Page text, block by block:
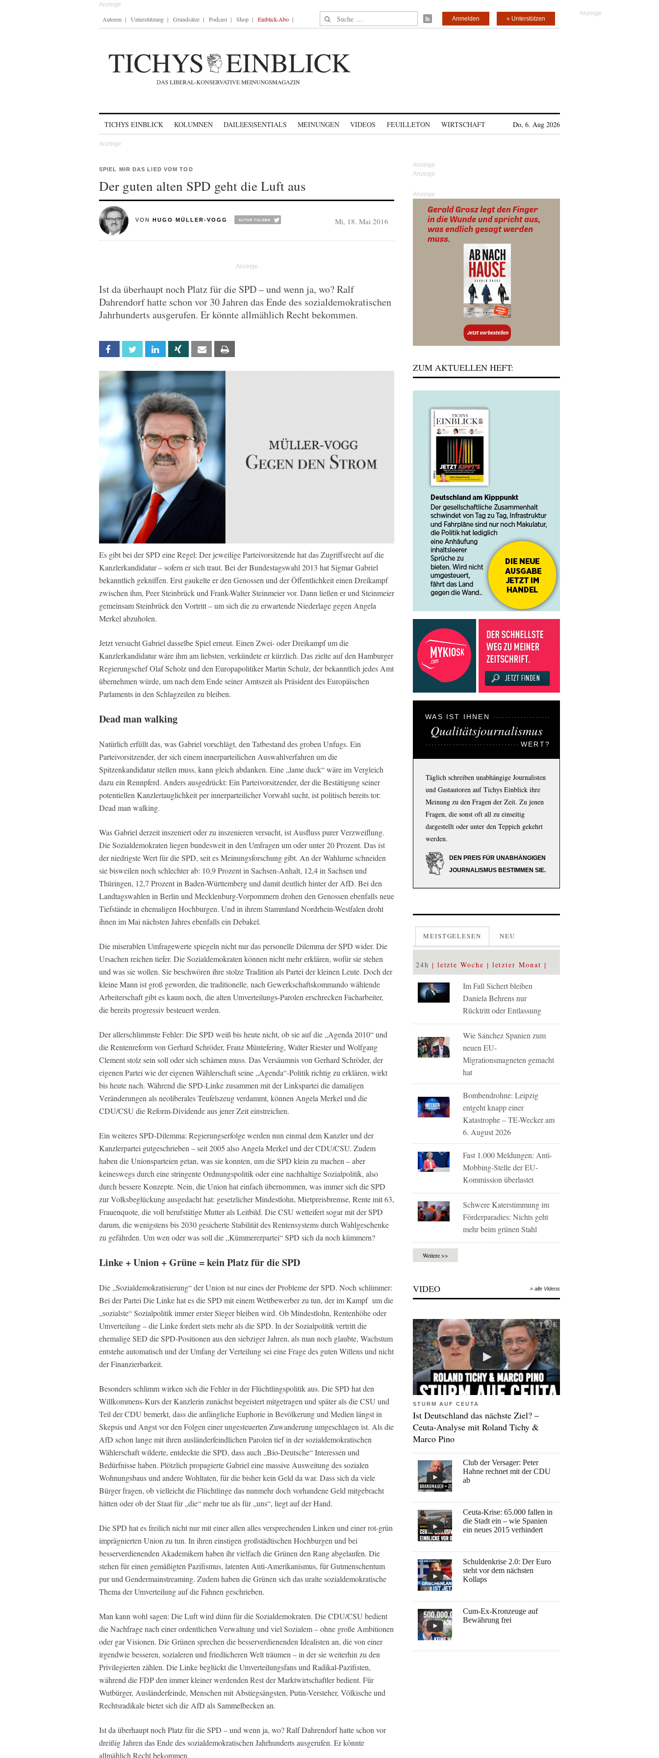
Autoren Unterstützung Grundsätze Podcast Shop Einblick-Abo Suche nach: » Unterstützen
Anmelden
TICHYS EINBLICK KOLUMNEN DAILI|ES|SENTIALS MEINUNGEN VIDEOS FEUILLETON WIRTSCHAFT Do, 6. Aug 2026
SPIEL MIR DAS LIED VOM TOD
Der guten alten SPD geht die Luft aus
VON HUGO MÜLLER-VOGG Mi, 18. Mai 2016
Ist da überhaupt noch Platz für die SPD – und wenn ja, wo? Ralf
Dahrendorf hatte schon vor 30 Jahren das Ende des sozialdemokratischen
Jahrhunderts ausgerufen. Er könnte allmählich Recht bekommen.
Facebook Twitter Linkedin Xing Email
Es gibt bei der SPD eine Regel: Der jeweilige Parteivorsitzende hat das Zugriffsrecht auf die
Kanzlerkandidatur – sofern er sich traut. Bei der Bundestagswahl 2013 hat Sigmar Gabriel
bekanntlich gekniffen. Erst gaukelte er den Genossen und der Öffentlichkeit einen Dreikampf
zwischen ihm, Peer Steinbrück und Frank-Walter Steinmeier vor. Dann ließen er und Steinmeier
gemeinsam Steinbrück den Vortritt – um sich die zu erwartende Niederlage gegen Angela
Merkel abzuholen.
Jetzt versucht Gabriel dasselbe Spiel erneut. Einen Zwei- oder Dreikampf um die
Kanzlerkandidatur wäre ihm am liebsten, verkündete er kürzlich. Das zielte auf den Hamburger
Regierungschef Olaf Scholz und den Europapolitiker Martin Schulz, der bekanntlich jedes Amt
übernehmen würde, um nach dem Ende seiner Amtszeit als Präsident des Europäischen
Parlaments in den Schlagzeilen zu bleiben.
Dead man walking
Natürlich erfüllt das, was Gabriel vorschlägt, den Tatbestand des groben Unfugs. Ein
Parteivorsitzender, der sich einem innerparteilichen Auswahlverfahren um die
Spitzenkandidatur stellen muss, kann gleich abdanken. Eine „lame duck“ wäre im Vergleich
dazu ein Rennpferd. Anders ausgedrückt: Ein Parteivorsitzender, der die Bestätigung seiner
potentiellen Kanzlertauglichkeit per innerparteilicher Vorwahl sucht, ist politisch bereits tot:
Dead man walking.
Was Gabriel derzeit inszeniert oder zu inszenieren versucht, ist Ausfluss purer Verzweiflung.
Die Sozialdemokraten liegen bundesweit in den Umfragen um oder unter 20 Prozent. Das ist
der niedrigste Wert für die SPD, seit es Meinungsforschung gibt. An der Wahlurne schneiden
sie bisweilen noch schlechter ab: 10,9 Prozent in Sachsen-Anhalt, 12,4 in Sachsen und
Thüringen, 12,7 Prozent in Baden-Württemberg und damit deutlich hinter der AfD. Bei den
Landtagswahlen in Berlin und Mecklenburg-Vorpommern drohen den Genossen ebenfalls neue
Tiefstände in ehemaligen Hochburgen. Und in ihrem Stammland Nordrhein-Westfalen droht
ihnen im Mai nächsten Jahres ebenfalls ein Debakel.
Die miserablen Umfragewerte spiegeln nicht nur das personelle Dilemma der SPD wider. Die
Ursachen reichen tiefer. Die Sozialdemokraten können nicht mehr erklären, wofür sie stehen
und was sie wollen. Sie beschwören ihre stolze Tradition als Partei der kleinen Leute. Doch der
kleine Mann ist groß geworden, die traditionelle, nach Gewerkschaftskommando wählende
Arbeiterschaft gibt es kaum noch, die alten Umverteilungs-Parolen erschrecken Facharbeiter,
die bereits progressiv besteuert werden.
Der allerschlimmste Fehler: Die SPD weiß bis heute nicht, ob sie auf die „Agenda 2010“ und
die Rentenreform von Gerhard Schröder, Franz Müntefering, Walter Riester und Wolfgang
Clement stolz sein soll oder sich schämen muss. Das Versäumnis von Gerhard Schröder, der
eigenen Partei wie der eigenen Wählerschaft seine „Agenda“-Politik richtig zu erklären, wirkt
bis heute nach. Während die SPD-Linke zusammen mit der Linkspartei die damaligen
Veränderungen als neoliberales Teufelszeug verdammt, können Angela Merkel und die
CDU/CSU die Reform-Dividende aus jener Zeit einstreichen.
Ein weiteres SPD-Dilemma: Regierungserfolge werden nun einmal dem Kanzler und der
Kanzlerpartei gutgeschrieben – seit 2005 also Angela Merkel und der CDU/CSU. Zudem
haben die Unionsparteien getan, was sie konnten, um die SPD klein zu machen – aber
keineswegs durch eine stringente Ordnungspolitik oder eine nachhaltige Sozialpolitik, also
durch bessere Konzepte. Nein, die Union hat einfach übernommen, was immer sich die SPD
zur Volksbeglückung ausgedacht hat: gesetzlicher Mindestlohn, Mietpreisbremse, Rente mit 63,
Frauenquote, die voll berufstätige Mutter als Leitbild. Die CSU wetteifert sogar mit der SPD
darum, die wenigstens bis 2030 gesicherte Stabilität des Rentensystems durch Wahlgeschenke
zu gefährden. Um wen oder was soll die „Kümmererpartei“ SPD sich da noch kümmern?
Linke + Union + Grüne = kein Platz für die SPD
Die „Sozialdemokratisierung“ der Union ist nur eines der Probleme der SPD. Noch schlimmer:
Bei der Partei Die Linke hat es die SPD mit einem Wettbewerber zu tun, der im Kampf um die
„sozialste“ Sozialpolitik immer erster Sieger bleiben wird. Ob Mindestlohn, Rentenhöhe oder
Umverteilung – die Linke fordert stets mehr als die SPD. In der Sozialpolitik vertritt die
ehemalige SED die SPD-Positionen aus den siebziger Jahren, als man noch glaubte, Wachstum
entstehe automatisch und der Umfang der Verteilung sei eine Frage des guten Willens und nicht
der Finanzierbarkeit.
Besonders schlimm wirken sich die Fehler in der Flüchtlingspolitik aus. Die SPD hat den
Willkommens-Kurs der Kanzlerin zunächst begeistert mitgetragen und später als die CSU und
Teil der CDU bemerkt, dass die anfängliche Euphorie in Bevölkerung und Medien längst in
Skepsis und Angst vor den Folgen einer ungesteuerten Zuwanderung umgeschlagen ist. Als die
AfD schon lange mit ihren ausländerfeindlichen Parolen tief in der sozialdemokratischen
Wählerschaft wilderte, entdeckte die SPD, dass auch „Bio-Deutsche“ Interessen und
Bedürfnisse haben. Plötzlich propagierte Gabriel eine massive Ausweitung des sozialen
Wohnungsbaus und andere Wohltaten, für die bisher kein Geld da war. Dass sich da viele
Bürger fragen, ob vielleicht die Flüchtlinge das nunmehr doch vorhandene Geld mitgebracht
hätten oder ob der Staat für „die“ mehr tue als für „uns“, liegt auf der Hand.
Die SPD hat es freilich nicht nur mit einer allen alles versprechenden Linken und einer rot-grün
imprägnierten Union zu tun. In ihren einstigen großstädtischen Hochburgen und bei
besserverdienenden Akademikern haben ihr vielfach die Grünen den Rang abgelaufen. Die
stehen für einen gemäßigten Pazifismus, latenten Anti-Amerikanismus, für Gutmenschentum
pur und Gendermainstreaming. Zudem haben die Grünen sich das uralte sozialdemokratische
Thema der Umverteilung auf die Fahnen geschrieben.
Man kann wohl sagen: Die Luft wird dünn für die Sozialdemokraten. Die CDU/CSU bedient
die Nachfrage nach einer ordentlichen Verwaltung und viel Sozialem – ohne große Ambitionen
oder gar Visionen. Die Grünen sprechen die besserverdienenden Idealisten an, die von einer
irgendwie besseren, sozialeren und friedlicheren Welt träumen – in der sie weiterhin zu den
Privilegierten zählen. Die Linke beglückt die Umverteilungsfans und Radikal-Pazifisten,
während die FDP den immer kleiner werdenden Rest der Marktwirtschaftler bedient. Für
Wutbürger, Ausländerfeinde, Menschen mit Abstiegsängsten, Putin-Versteher, Völkische und
Rechtsradikale bietet sich die AfD als Sammelbecken an.
Ist da überhaupt noch Platz für die SPD – und wenn ja, wo? Ralf Dahrendorf hatte schon vor
dreißig Jahren das Ende des sozialdemokratischen Jahrhunderts ausgerufen. Er könnte
allmählich Recht bekommen.
Anzeige
ZUM AKTUELLEN HEFT:
WAS IST IHNEN
Qualitätsjournalismus
WERT?
Täglich schreiben unabhängige Journalisten
und Gastautoren auf Tichys Einblick ihre
Meinung zu den Fragen der Zeit. Zu jenen
Fragen, die sonst oft all zu einseitig
dargestellt oder unter den Teppich gekehrt
werden.
DEN PREIS FÜR UNABHÄNGIGEN
JOURNALISMUS BESTIMMEN SIE.
MEISTGELESEN NEU
24h letzte Woche letzter Monat
Im Fall Sichert bleiben
Daniela Behrens nur
Rücktritt oder Entlassung
Wie Sánchez Spanien zum
neuen EU-
Migrationsmagneten gemacht
hat
Bombendrohne: Leipzig
entgeht knapp einer
Katastrophe – TE-Wecker am
6. August 2026
Fast 1.000 Meldungen: Anti-
Mobbing-Stelle der EU-
Kommission überlastet
Schwere Katerstimmung im
Förderparadies: Nichts geht
mehr beim grünen Stahl
Weitere >>
VIDEO » alle Videos
STURM AUF CEUTA
Ist Deutschland das nächste Ziel? –
Ceuta-Analyse mit Roland Tichy &
Marco Pino
Club der Versager: Peter
Hahne rechnet mit der CDU
ab
Ceuta-Krise: 65.000 fallen in
die Stadt ein – wie Spanien
ein neues 2015 verhindert
Schuldenkrise 2.0: Der Euro
steht vor dem nächsten
Kollaps
Cum-Ex-Kronzeuge auf
Bewährung frei